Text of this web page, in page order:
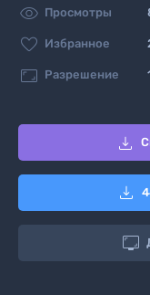
 Просмотры
 Избранное
 Разрешение


